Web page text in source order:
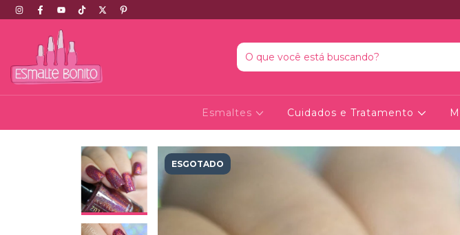
Esmaltes Cuidados e Tratamento
ESGOTADO